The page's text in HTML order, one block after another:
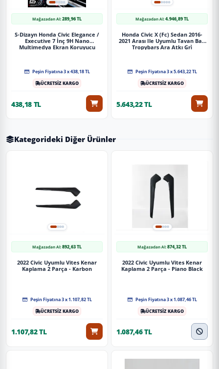
Mağazadan Al:289,96 TL
S-Dizayn Honda Civic Elegance /
Executive 7 İnç 9H Nano
Multimedya Ekran Koruyucu
Peşin Fiyatına 3 x 438,18 TL
ÜCRETSİZ KARGO
438,18 TL
Mağazadan Al:4.946,89 TL
Honda Civic X (Fc) Sedan 2016-
2021 Arası Ile Uyumlu Tavan Barı
Tropybars Ara Atkı Gri̇
Peşin Fiyatına 3 x 5.643,22 TL
ÜCRETSİZ KARGO
5.643,22 TL
Kategorideki Diğer Ürünler
Mağazadan Al:892,63 TL
2022 Civic Uyumlu Vites Kenar
Kaplama 2 Parça - Karbon
Peşin Fiyatına 3 x 1.107,82 TL
ÜCRETSİZ KARGO
1.107,82 TL
Mağazadan Al:874,32 TL
2022 Civic Uyumlu Vites Kenar
Kaplama 2 Parça - Piano Black
Peşin Fiyatına 3 x 1.087,46 TL
ÜCRETSİZ KARGO
1.087,46 TL